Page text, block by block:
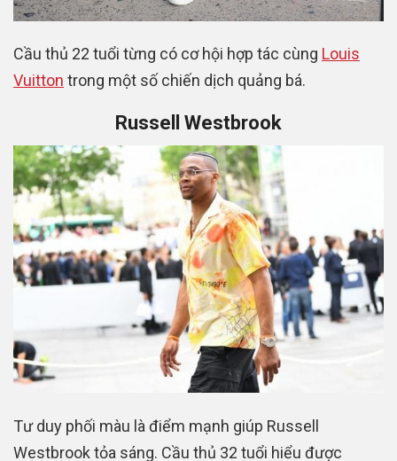
Cầu thủ 22 tuổi từng có cơ hội hợp tác cùng Louis
Vuitton trong một số chiến dịch quảng bá.
Russell Westbrook
Tư duy phối màu là điểm mạnh giúp Russell
Westbrook tỏa sáng. Cầu thủ 32 tuổi hiểu được